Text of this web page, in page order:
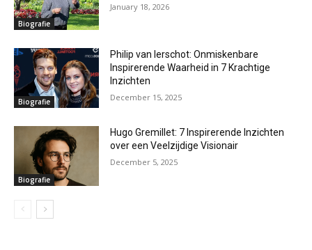
Biografie
January 18, 2026
Biografie
Philip van Ierschot: Onmiskenbare
Inspirerende Waarheid in 7 Krachtige
Inzichten
December 15, 2025
Biografie
Hugo Gremillet: 7 Inspirerende Inzichten
over een Veelzijdige Visionair
December 5, 2025